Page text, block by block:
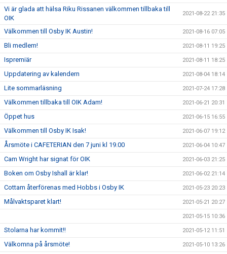
Vi är glada att hälsa Riku Rissanen välkommen tillbaka till
OIK
2021-08-22 21:35
Välkommen till Osby IK Austin! 2021-08-16 07:05
Bli medlem! 2021-08-11 19:25
Ispremiär 2021-08-11 18:25
Uppdatering av kalendern 2021-08-04 18:14
Lite sommarläsning 2021-07-24 17:28
Välkommen tillbaka till OIK Adam! 2021-06-21 20:31
Öppet hus 2021-06-15 16:55
Välkommen till Osby IK Isak! 2021-06-07 19:12
Årsmöte i CAFETERIAN den 7 juni kl 19.00 2021-06-04 10:47
Cam Wright har signat för OIK 2021-06-03 21:25
Boken om Osby Ishall är klar! 2021-06-02 21:14
Cottam återförenas med Hobbs i Osby IK 2021-05-23 20:23
Målvaktsparet klart! 2021-05-21 20:27
2021-05-15 10:36
Stolarna har kommit!! 2021-05-12 11:51
Välkomna på årsmöte! 2021-05-10 13:26